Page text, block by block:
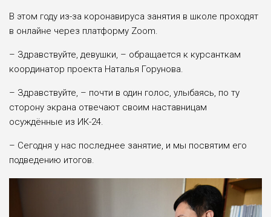
В этом году из-за коронавируса занятия в школе проходят
в онлайне через платформу Zoom.
– Здравствуйте, девушки, – обращается к курсанткам
координатор проекта Наталья Горунова.
– Здравствуйте, – почти в один голос, улыбаясь, по ту
сторону экрана отвечают своим наставницам
осуждённые из ИК-24.
– Сегодня у нас последнее занятие, и мы посвятим его
подведению итогов.